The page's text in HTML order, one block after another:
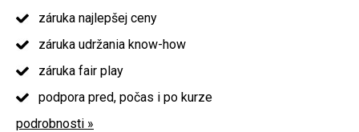
záruka najlepšej ceny
záruka udržania know-how
záruka fair play
podpora pred, počas i po kurze
podrobnosti »